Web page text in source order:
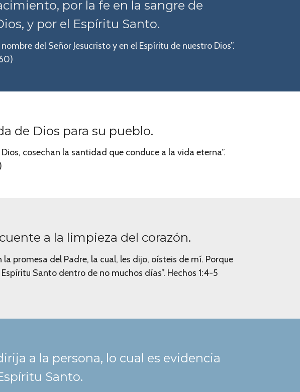
por la fe en la sangre de
y por el Espíritu Santo.
del Señor Jesucristo y en el Espíritu de nuestro Dios”.
de Dios para su pueblo.
cosechan la santidad que conduce a la vida eterna”.
a la limpieza del corazón.
promesa del Padre, la cual, les dijo, oísteis de mí. Porque
Santo dentro de no muchos días”. Hechos 1:4-5
a la persona, lo cual es evidencia
Santo.